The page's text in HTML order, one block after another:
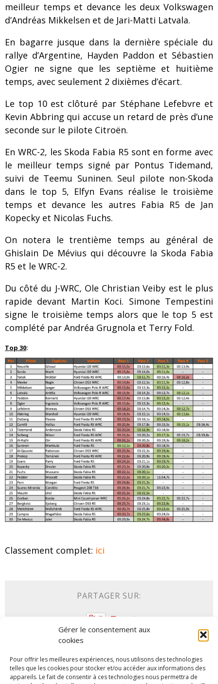
Gérer le consentement aux
cookies
Pour offrir les meilleures expériences, nous utilisons des technologies
telles que les cookies pour stocker et/ou accéder aux informations des
appareils. Le fait de consentir à ces technologies nous permettra de
meilleur temps et devance les deux Volkswagen
d’Andréas Mikkelsen et de Jari-Matti Latvala.
En bagarre jusque dans la dernière spéciale du
rallye d’Argentine, Hayden Paddon et Sébastien
Ogier ne signe que les septième et huitième
temps, avec seulement 2 dixièmes d’écart.
Le top 10 est clôturé par Stéphane Lefebvre et
Kevin Abbring qui accuse un retard de près d’une
seconde sur le pilote Citroën.
En WRC-2, les Skoda Fabia R5 sont en forme avec
le meilleur temps signé par Pontus Tidemand,
suivi de Teemu Suninen. Seul pilote non-Skoda
dans le top 5, Elfyn Evans réalise le troisième
temps et devance les autres Fabia R5 de Jan
Kopecky et Nicolas Fuchs.
On notera le trentième temps au général de
Ghislain De Mévius qui découvre la Skoda Fabia
R5 et le WRC-2.
Du côté du J-WRC, Ole Christian Veiby est le plus
rapide devant Martin Koci. Simone Tempestini
signe le troisième temps alors que le top 5 est
complété par Andréa Grugnola et Terry Fold.
Top 30:
Classement complet: ici
PARTAGER SUR:
Tweet
ARTICLES SIMILAIRES